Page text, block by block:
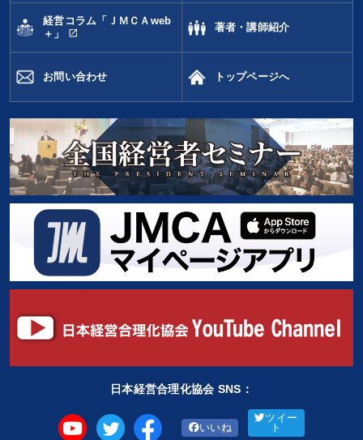
経営コラム「ＪＭＣＡweb
＋」
open_in_new
著者・講師紹介
お問い合わせ トップページへ
日本経営合理化協会 SNS：
いいね
ツイー
ト